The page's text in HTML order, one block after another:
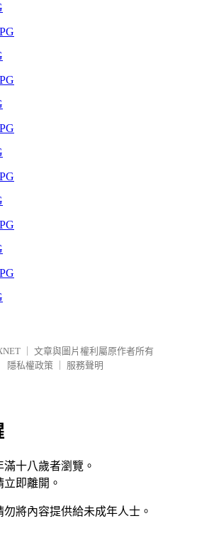
文章與圖片權利屬原作者所有
隱私權政策
服務聲明
十八歲者瀏覽。
即離開。
將內容提供給未成年人士。